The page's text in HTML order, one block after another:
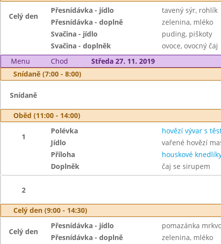
Celý den
Přesnídávka - jídlo
tavený sýr, rohlík
Přesnídávka - doplně
zelenina, mléko
Svačina - jídlo
puding, piškoty
Svačina - doplněk
ovoce, ovocný čaj
Menu
Chod
Středa 27. 11. 2019
Snídaně (7:00 - 8:00)
Snídaně
Oběd (11:00 - 14:00)
1
Polévka
hovězí vývar s
Jídlo
vařené hovězí
Příloha
houskové
Doplněk
čaj se sirupem
2
Celý den (9:00 - 14:30)
Celý den
Přesnídávka - jídlo
pomazánka
Přesnídávka - doplně
zelenina, mléko